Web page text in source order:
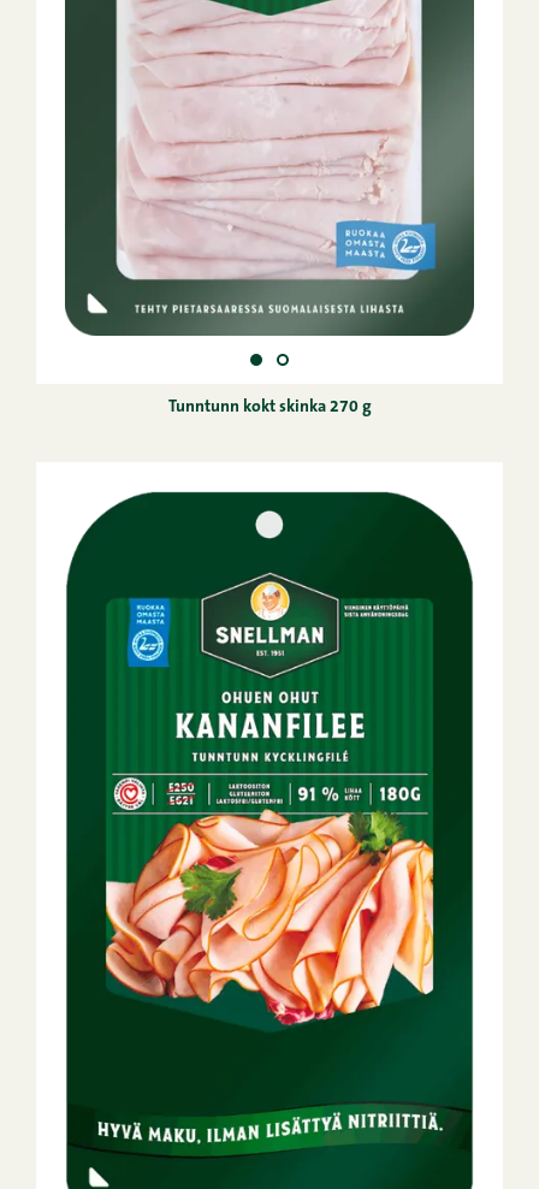
Tunntunn kokt skinka 270 g